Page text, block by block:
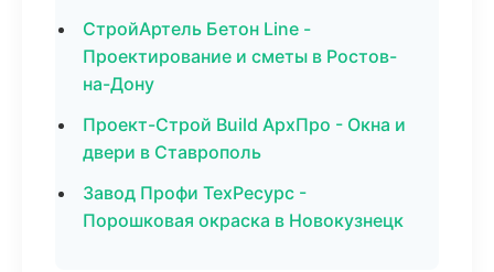
СтройАртель Бетон Line -
Проектирование и сметы в Ростов-
на-Дону
Проект-Строй Build АрхПро - Окна и
двери в Ставрополь
Завод Профи ТехРесурс -
Порошковая окраска в Новокузнецк